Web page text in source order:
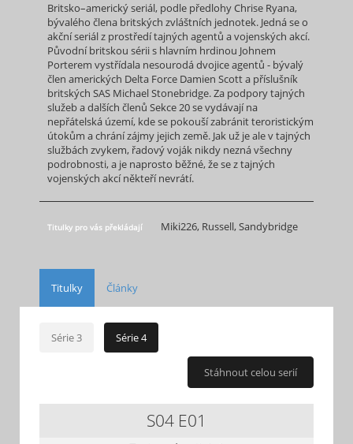
Britsko–americký seriál, podle předlohy Chrise Ryana,
bývalého člena britských zvláštních jednotek. Jedná se o
akční seriál z prostředí tajných agentů a vojenských akcí.
Původní britskou sérii s hlavním hrdinou Johnem
Porterem vystřídala nesourodá dvojice agentů - bývalý
člen amerických Delta Force Damien Scott a příslušník
britských SAS Michael Stonebridge. Za podpory tajných
služeb a dalších členů Sekce 20 se vydávají na
nepřátelská území, kde se pokouší zabránit teroristickým
útokům a chrání zájmy jejich země. Jak už je ale v tajných
službách zvykem, řadový voják nikdy nezná všechny
podrobnosti, a je naprosto běžné, že se z tajných
vojenských akcí někteří nevrátí.
Titulky pro vás překládají Miki226, Russell, Sandybridge
Titulky Články
Série 3 Série 4
Stáhnout celou serií
S04 E01